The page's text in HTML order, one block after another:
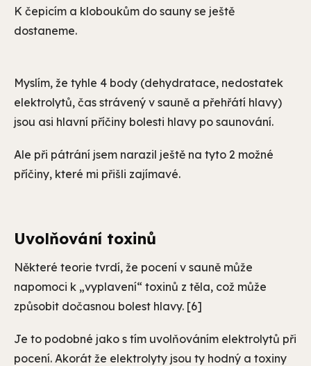
K čepicím a kloboukům do sauny se ještě
dostaneme.
Myslím, že tyhle 4 body (dehydratace, nedostatek
elektrolytů, čas strávený v sauně a přehřátí hlavy)
jsou asi hlavní příčiny bolesti hlavy po saunování.
Ale při pátrání jsem narazil ještě na tyto 2 možné
příčiny, které mi přišli zajímavé.
Uvolňování toxinů
Některé teorie tvrdí, že pocení v sauně může
napomoci k „vyplavení“ toxinů z těla, což může
způsobit dočasnou bolest hlavy. [6]
Je to podobné jako s tím uvolňováním elektrolytů při
pocení. Akorát že elektrolyty jsou ty hodný a toxiny